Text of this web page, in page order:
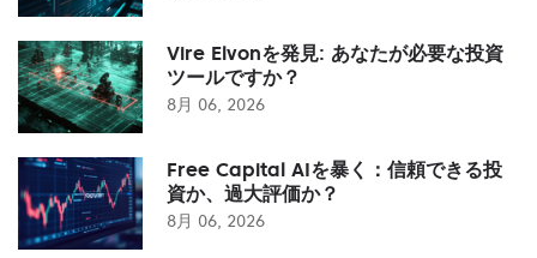
Vire Elvonを発見: あなたが必要な投資
ツールですか？
8月 06, 2026
Free Capital AIを暴く：信頼できる投
資か、過大評価か？
8月 06, 2026